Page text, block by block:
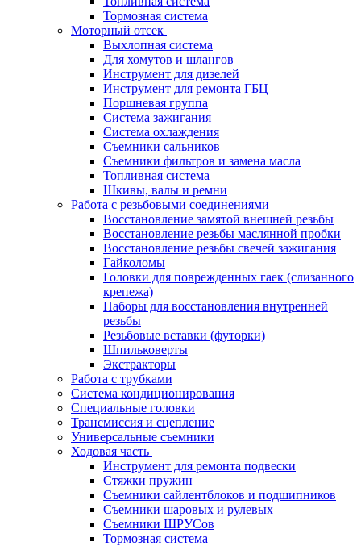
Тормозная система
Моторный отсек
Выхлопная система
Для хомутов и шлангов
Инструмент для дизелей
Инструмент для ремонта ГБЦ
Поршневая группа
Система зажигания
Система охлаждения
Съемники сальников
Съемники фильтров и замена масла
Топливная система
Шкивы, валы и ремни
Работа с резьбовыми соединениями
Восстановление замятой внешней резьбы
Восстановление резьбы маслянной пробки
Восстановление резьбы свечей зажигания
Гайколомы
Головки для поврежденных гаек (слизанного
крепежа)
Наборы для восстановления внутренней
резьбы
Резьбовые вставки (футорки)
Шпильковерты
Экстракторы
Работа с трубками
Система кондиционирования
Специальные головки
Трансмиссия и сцепление
Универсальные съемники
Ходовая часть
Инструмент для ремонта подвески
Стяжки пружин
Съемники сайлентблоков и подшипников
Съемники шаровых и рулевых
Съемники ШРУСов
Тормозная система